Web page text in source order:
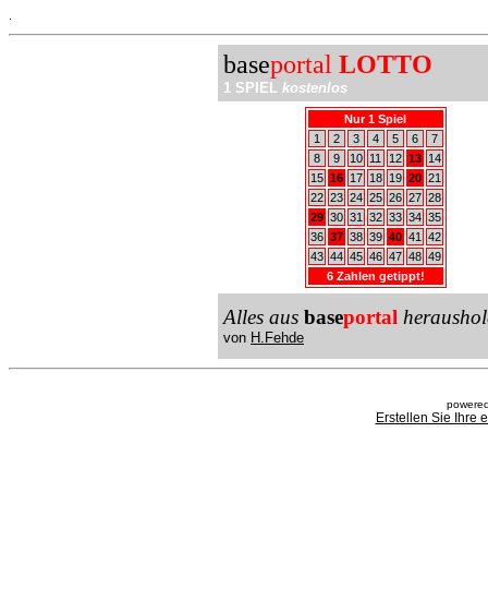
baseportal LOTTO
1 SPIEL kostenlos
Nur 1 Spiel
1
2 3 4 5 6
7
8
9 10 11 12 13
14
15 16 17 18 19 20 21
22 23 24 25 26 27 28
29 30 31 32 33 34 35
36 37 38 39 40 41
42
43 44 45 46 47 48 49
6 Zahlen getippt!
Alles aus baseportal
von H.Fehde
Erstellen Sie Ihre